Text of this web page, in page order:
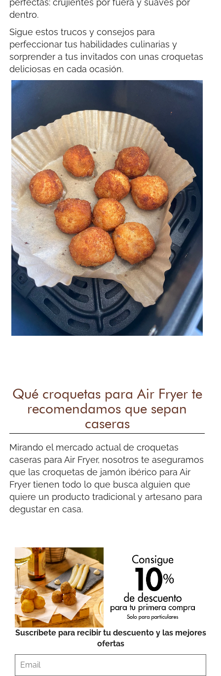
perfectas: crujientes por fuera y suaves por
dentro.
Sigue estos trucos y consejos para
perfeccionar tus habilidades culinarias y
sorprender a tus invitados con unas croquetas
deliciosas en cada ocasión.
Qué croquetas para Air Fryer te
recomendamos que sepan
caseras
Mirando el mercado actual de croquetas
caseras para Air Fryer, nosotros te aseguramos
que las croquetas de jamón ibérico para Air
Fryer tienen todo lo que busca alguien que
quiere un producto tradicional y artesano para
degustar en casa.
Suscríbete para recibir tu descuento y las mejores
ofertas